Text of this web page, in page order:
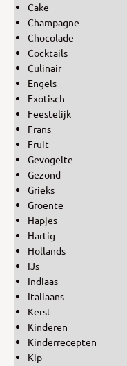
Cake
Champagne
Chocolade
Cocktails
Culinair
Engels
Exotisch
Feestelijk
Frans
Fruit
Gevogelte
Gezond
Grieks
Groente
Hapjes
Hartig
Hollands
IJs
Indiaas
Italiaans
Kerst
Kinderen
Kinderrecepten
Kip